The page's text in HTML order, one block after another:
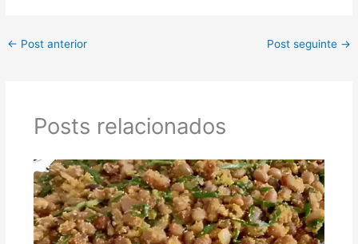
← Post anterior Post seguinte →
Posts relacionados